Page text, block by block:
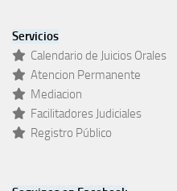
Servicios
Calendario de Juicios Orales
Atencion Permanente
Mediacion
Facilitadores Judiciales
Registro Público